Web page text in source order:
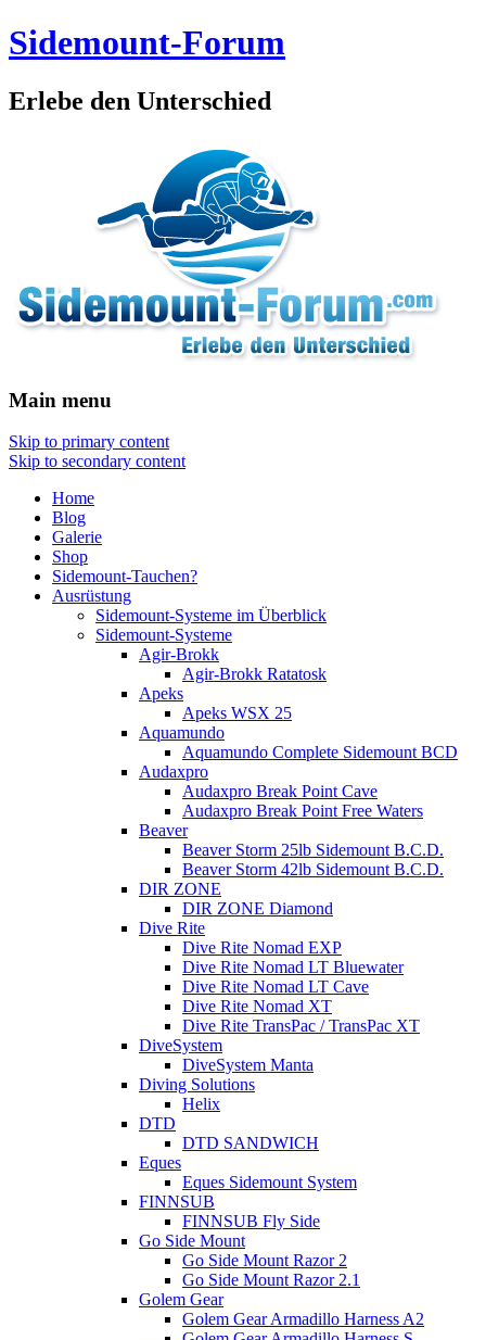
Sidemount-Forum
Erlebe den Unterschied
Main menu
Skip to primary content
Skip to secondary content
Home
Blog
Galerie
Shop
Sidemount-Tauchen?
Ausrüstung
Sidemount-Systeme im Überblick
Sidemount-Systeme
Agir-Brokk
Agir-Brokk Ratatosk
Apeks
Apeks WSX 25
Aquamundo
Aquamundo Complete Sidemount BCD
Audaxpro
Audaxpro Break Point Cave
Audaxpro Break Point Free Waters
Beaver
Beaver Storm 25lb Sidemount B.C.D.
Beaver Storm 42lb Sidemount B.C.D.
DIR ZONE
DIR ZONE Diamond
Dive Rite
Dive Rite Nomad EXP
Dive Rite Nomad LT Bluewater
Dive Rite Nomad LT Cave
Dive Rite Nomad XT
Dive Rite TransPac / TransPac XT
DiveSystem
DiveSystem Manta
Diving Solutions
Helix
DTD
DTD SANDWICH
Eques
Eques Sidemount System
FINNSUB
FINNSUB Fly Side
Go Side Mount
Go Side Mount Razor 2
Go Side Mount Razor 2.1
Golem Gear
Golem Gear Armadillo Harness A2